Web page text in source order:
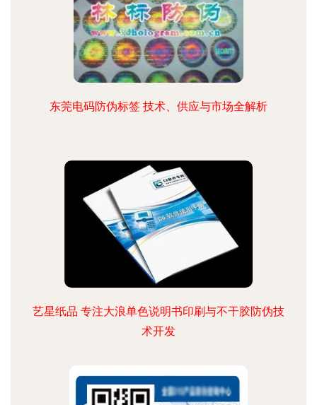
东莞电码防伪标签 技术、供应与市场全解析
艺星纸品 专注大浪单色说明书印刷与不干胶防伪技
术开发